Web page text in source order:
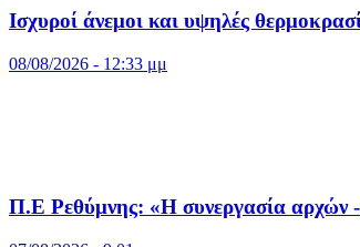
Ισχυροί άνεμοι και υψηλές
08/08/2026 - 12:33 μμ
Π.Ε Ρεθύμνης: «Η συνεργασία αρχών -